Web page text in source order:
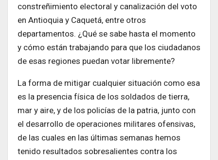
constreñimiento electoral y canalización del voto
en Antioquia y Caquetá, entre otros
departamentos. ¿Qué se sabe hasta el momento
y cómo están trabajando para que los ciudadanos
de esas regiones puedan votar libremente?
La forma de mitigar cualquier situación como esa
es la presencia física de los soldados de tierra,
mar y aire, y de los policías de la patria, junto con
el desarrollo de operaciones militares ofensivas,
de las cuales en las últimas semanas hemos
tenido resultados sobresalientes contra los